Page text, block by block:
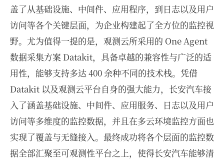
盖了从基础设施、中间件、应用程序，到日志以及用户
访问等各个关键层面，为企业构建起了全方位的监控视
野。尤为值得一提的是，观测云所采用的 One Agent
数据采集方案 Datakit，具备卓越的兼容性与广泛的适
用性，能够支持多达 400 余种不同的技术栈。凭借
Datakit 以及观测云平台自身的强大能力，长安汽车接
入了涵盖基础设施、中间件、应用服务、日志以及用户
访问等多维度的监控数据，并且在多云环境监控方面也
实现了覆盖与无缝接入。最终成功将各个层面的监控数
据全部汇聚至可观测性平台之上，使得长安汽车能够清